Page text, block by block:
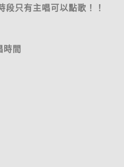
只有主唱可以點歌！！
時間